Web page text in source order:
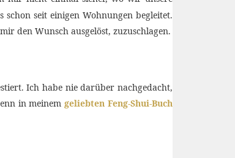
seit einigen Wohnungen begleitet.
den Wunsch ausgelöst, zuzuschlagen.
Ich habe nie darüber nachgedacht,
in meinemgeliebten Feng-Shui-Buch